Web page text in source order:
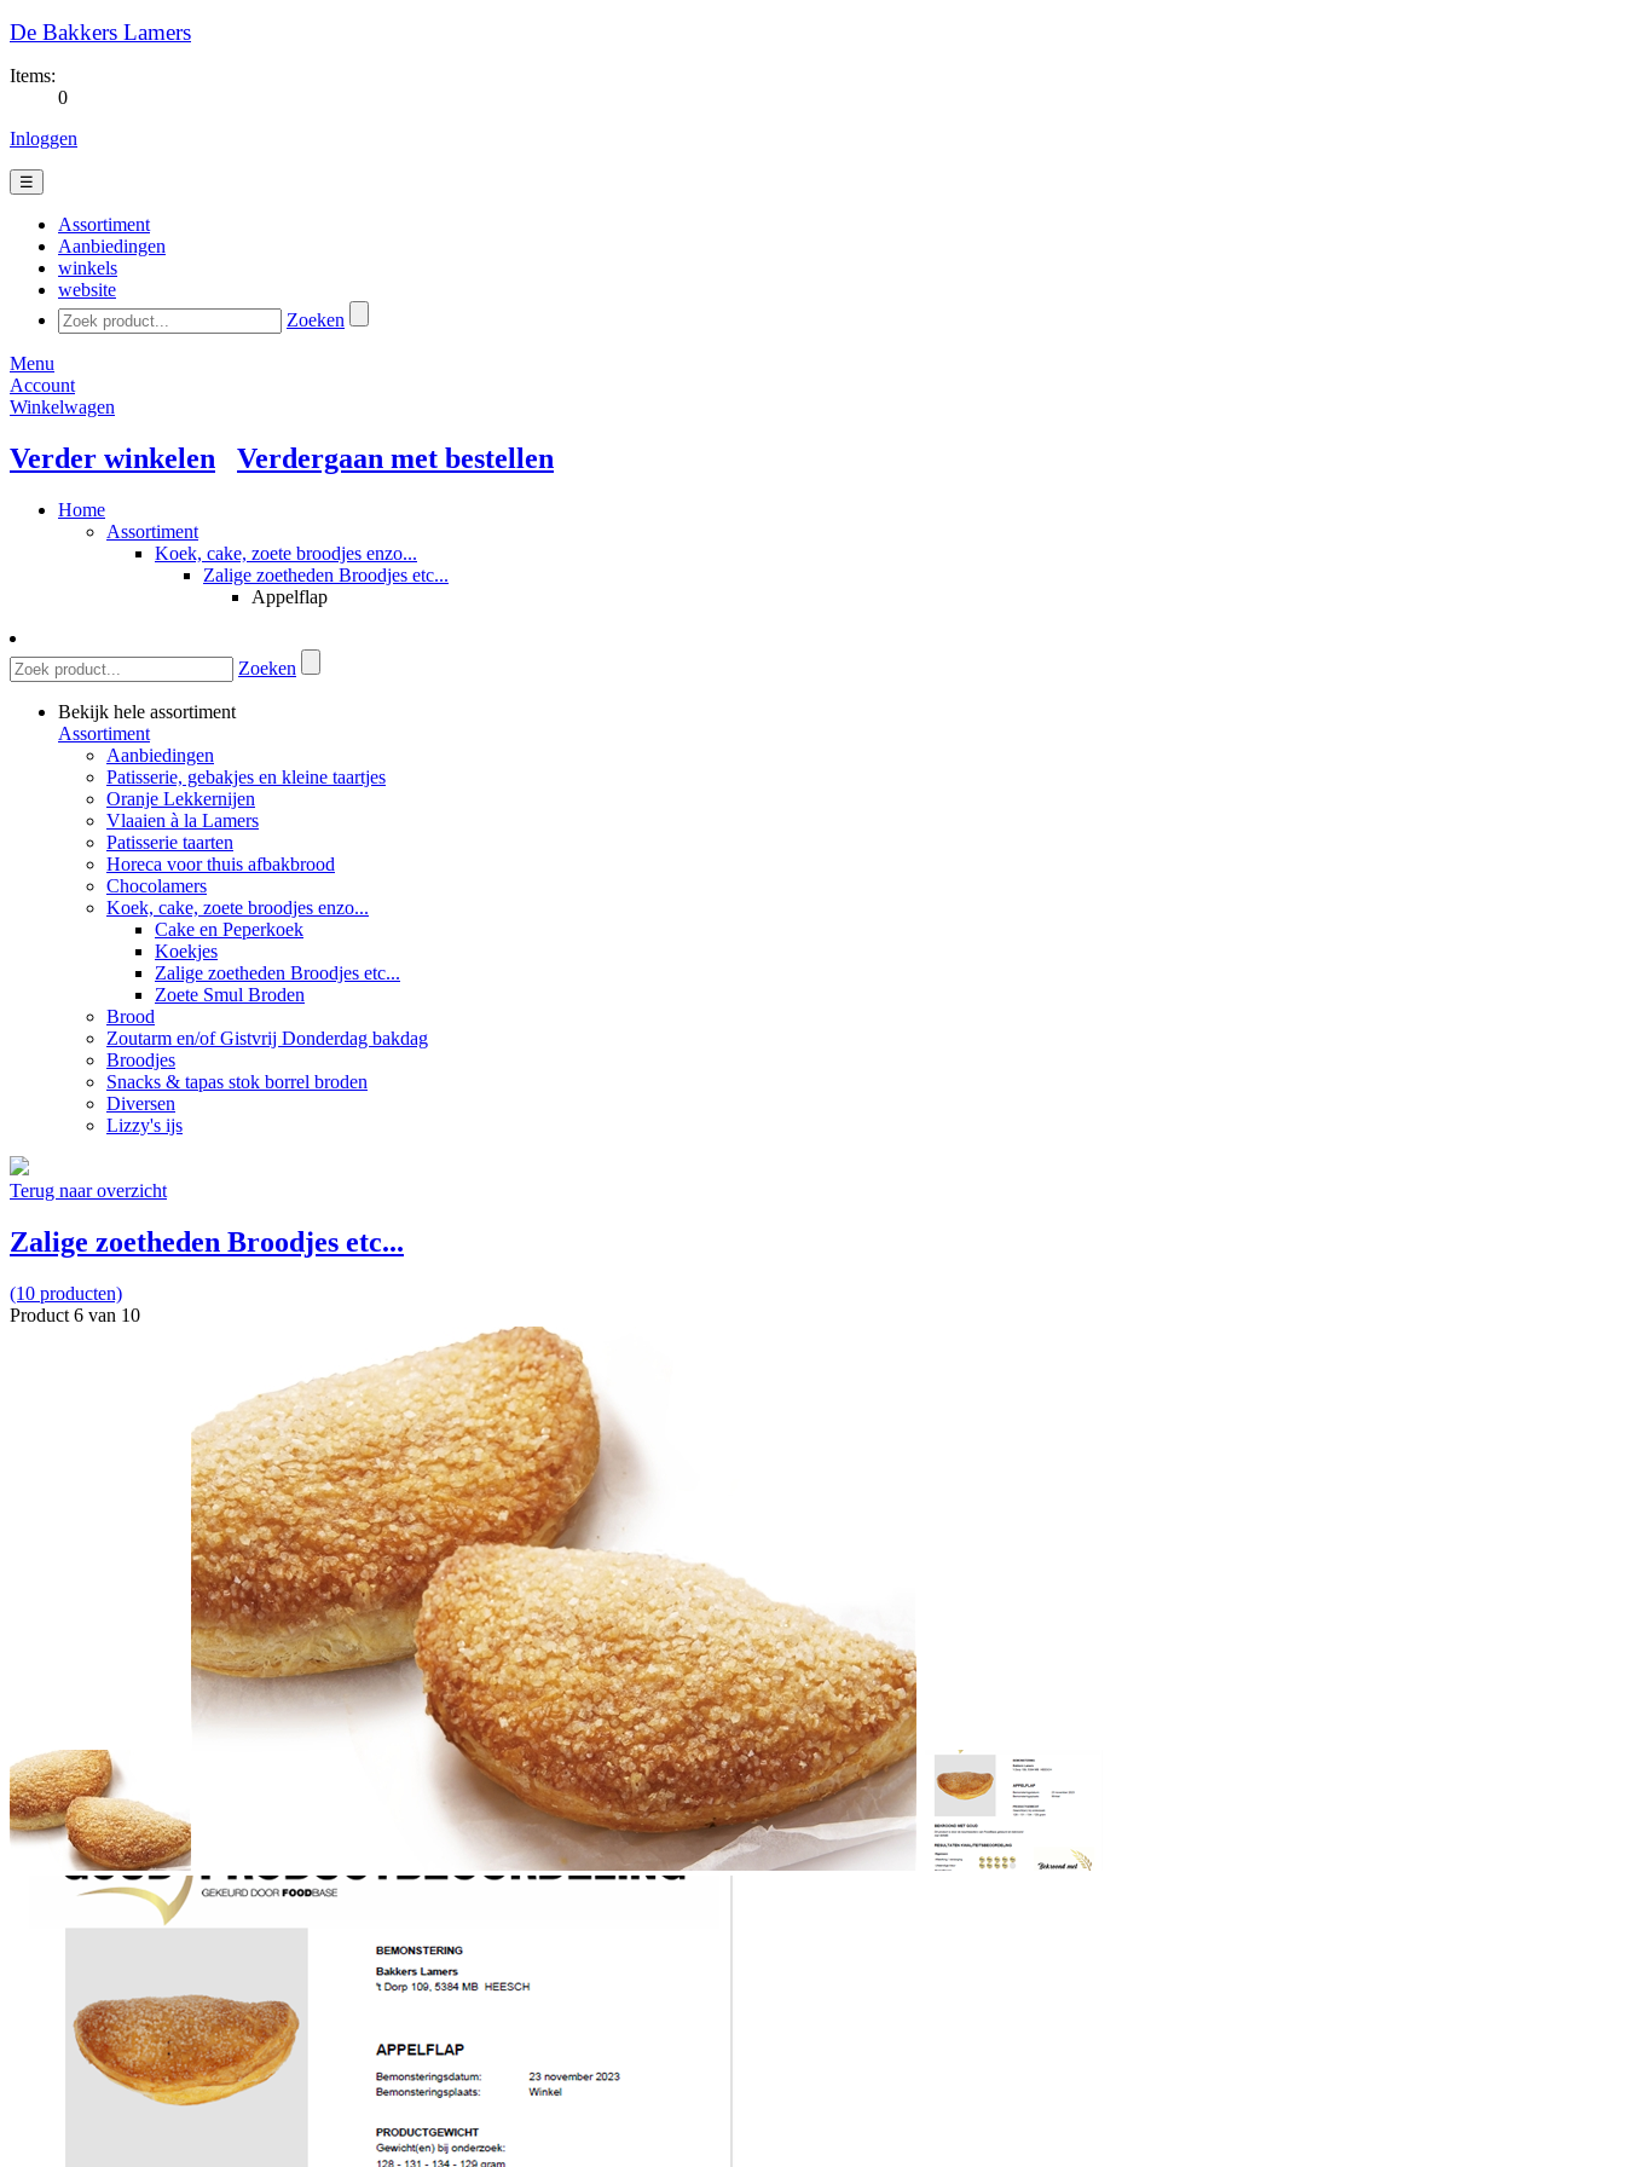
De Bakkers Lamers
Items:
0
Inloggen
☰
Assortiment
Aanbiedingen
winkels
website
Zoeken
Menu
Account
Winkelwagen
Verder winkelen Verdergaan met bestellen
Home
Assortiment
Koek, cake, zoete broodjes enzo...
Zalige zoetheden Broodjes etc...
Appelflap
Zoeken
Bekijk hele assortiment
Assortiment
Aanbiedingen
Patisserie, gebakjes en kleine taartjes
Oranje Lekkernijen
Vlaaien à la Lamers
Patisserie taarten
Horeca voor thuis afbakbrood
Chocolamers
Koek, cake, zoete broodjes enzo...
Cake en Peperkoek
Koekjes
Zalige zoetheden Broodjes etc...
Zoete Smul Broden
Brood
Zoutarm en/of Gistvrij Donderdag bakdag
Broodjes
Snacks & tapas stok borrel broden
Diversen
Lizzy's ijs
Terug naar overzicht
Zalige zoetheden Broodjes etc...
(10 producten)
Product 6 van 10